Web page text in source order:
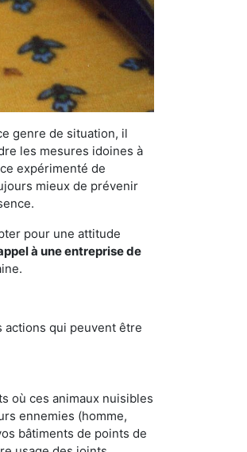
genre de situation, il
les mesures idoines à
expérimenté de
mieux de prévenir
pour une attitude
à une entreprise de
qui peuvent être
où ces animaux nuisibles
ennemies (homme,
bâtiments de points de